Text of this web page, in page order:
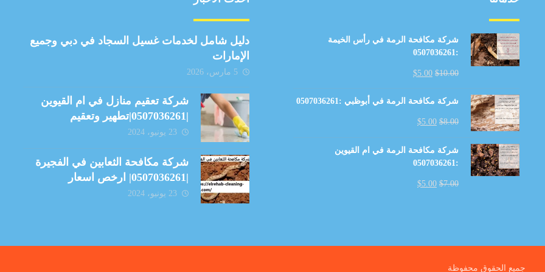
شركة مكافحة الرمة في رأس الخيمة
:0507036261
$10.00
$5.00
شركة مكافحة الرمة في أبوظبي :0507036261
$8.00
$5.00
شركة مكافحة الرمة في ام القيوين
:0507036261
$7.00
$5.00
دليل شامل لخدمات غسيل السجاد في دبي وجميع
الإمارات
5 مارس، 2026
شركة تعقيم منازل في ام القيوين
|0507036261|تطهير وتعقيم
23 يونيو، 2024
شركة مكافحة الثعابين في الفجيرة
|0507036261| ارخص اسعار
23 يونيو، 2024
جميع الحقوق محفوظة